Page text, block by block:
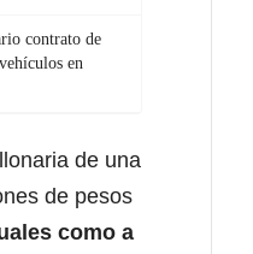
contrato de
en
de una
de pesos
como a